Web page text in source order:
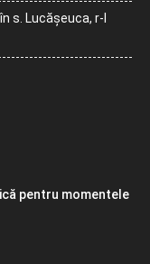
s. Lucășeuca, r-l
pentru momentele